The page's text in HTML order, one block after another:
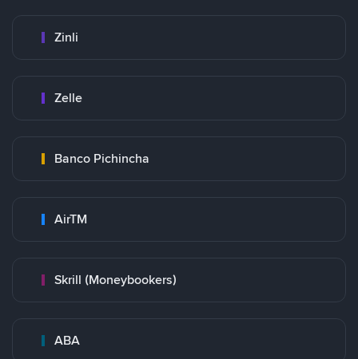
Zinli
Zelle
Banco Pichincha
AirTM
Skrill (Moneybookers)
ABA